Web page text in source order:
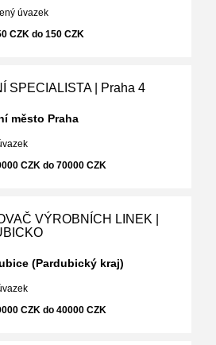
úvazek
CZK do 150 CZK
SPECIALISTA | Praha 4
město Praha
CZK do 70000 CZK
VÝROBNÍCH LINEK |
(Pardubický kraj)
CZK do 40000 CZK